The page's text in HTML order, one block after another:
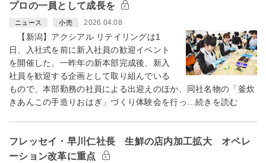
プロの一員として成長を
ニュース 小売 2026.04.08
【新潟】アクシアル リテイリングは1
日、入社式を前に新入社員の歓迎イベント
を開催した。一昨年の新本部完成後、新入
社員を歓迎する企画として取り組んでいる
もので、本部勤務の社員による出迎えのほか、同社名物の「釜炊
きあんこの手造りおはぎ」づくり体験会を行っ…続きを読む
フレッセイ・早川仁社長 生鮮の店内加工拡大 オペレ
ーション改革に重点